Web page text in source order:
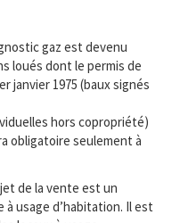
gaz est devenu
loués dont le permis de
janvier 1975 (baux signés
hors copropriété)
obligatoire seulement à
de la vente est un
à usage d’habitation. Il est